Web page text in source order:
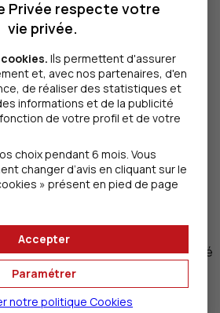
des investissements en
investisseurs français s’est
marqué pour lesPME et les
de soutenir l’économie réelle, et
marquent une volonté de
et pertinence stratégique
(63%) la santé (49%) et
leurs trois secteurs
suivis de l’industrie (33%) et
reste le secteur d’activité
répondants (58% en hausse de
qui souhaite surpondérer ce
Privée respecte votre
vie privée.
Ils permettent d'assurer
et, avec nos partenaires, d'en
de réaliser des statistiques et
informations et de la publicité
de votre profil et de votre
choix pendant 6 mois. Vous
changer d’avis en cliquant sur le
» présent en pied de page
Accepter
Paramétrer
notre politique Cookies